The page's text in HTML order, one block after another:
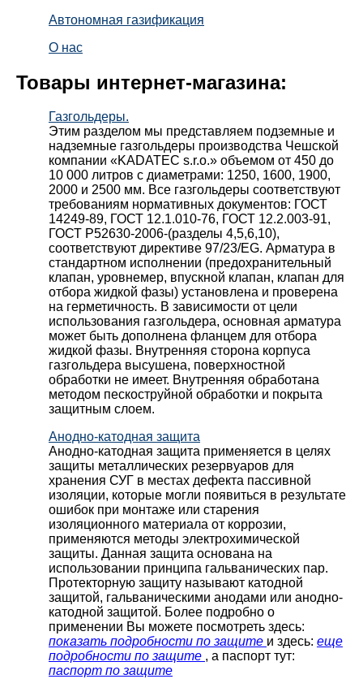
Автономная газификация
О нас
Товары интернет-магазина:
Газгольдеры.
Этим разделом мы представляем подземные и
надземные газгольдеры производства Чешской
компании «KADATEC s.r.o.» объемом от 450 до
10 000 литров с диаметрами: 1250, 1600, 1900,
2000 и 2500 мм. Все газгольдеры соответствуют
требованиям нормативных документов: ГОСТ
14249-89, ГОСТ 12.1.010-76, ГОСТ 12.2.003-91,
ГОСТ Р52630-2006-(разделы 4,5,6,10),
соответствуют директиве 97/23/EG. Арматура в
стандартном исполнении (предохранительный
клапан, уровнемер, впускной клапан, клапан для
отбора жидкой фазы) установлена и проверена
на герметичность. В зависимости от цели
использования газгольдера, основная арматура
может быть дополнена фланцем для отбора
жидкой фазы. Внутренняя сторона корпуса
газгольдера высушена, поверхностной
обработки не имеет. Внутренняя обработана
методом пескоструйной обработки и покрыта
защитным слоем.
Анодно-катодная защита
Анодно-катодная защита применяется в целях
защиты металлических резервуаров для
хранения СУГ в местах дефекта пассивной
изоляции, которые могли появиться в результате
ошибок при монтаже или старения
изоляционного материала от коррозии,
применяются методы электрохимической
защиты. Данная защита основана на
использовании принципа гальванических пар.
Протекторную защиту называют катодной
защитой, гальваническими анодами или анодно-
катодной защитой. Более подробно о
применении Вы можете посмотреть здесь:
показать подробности по защите и здесь: еще
подробности по защите , а паспорт тут:
паспорт по защите